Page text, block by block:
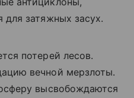
для затяжных засух.
потерей лесов.
вечной мерзлоты.
высвобождаются